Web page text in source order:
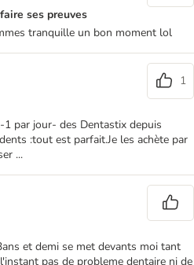
ses preuves
tranquille un bon moment lol
1
par jour- des Dentastix depuis
:tout est parfait.Je les achète par
...
et demi se met devants moi tant
pas de probleme dentaire ni de